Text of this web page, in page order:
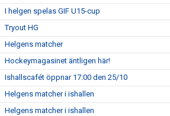
I helgen spelas GIF U15-cup
Tryout HG
Helgens matcher
Hockeymagasinet äntligen här!
Ishallscafét öppnar 17:00 den 25/10
Helgens matcher i ishallen
Helgens matcher i ishallen